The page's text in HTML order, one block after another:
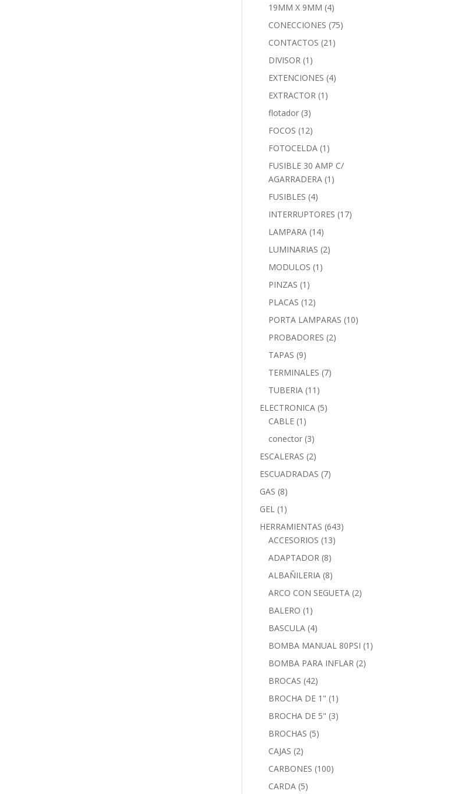
19MM X 9MM (4)
CONECCIONES (75)
CONTACTOS (21)
DIVISOR (1)
EXTENCIONES (4)
EXTRACTOR (1)
flotador (3)
FOCOS (12)
FOTOCELDA (1)
FUSIBLE 30 AMP C/
AGARRADERA (1)
FUSIBLES (4)
INTERRUPTORES (17)
LAMPARA (14)
LUMINARIAS (2)
MODULOS (1)
PINZAS (1)
PLACAS (12)
PORTA LAMPARAS (10)
PROBADORES (2)
TAPAS (9)
TERMINALES (7)
TUBERIA (11)
ELECTRONICA (5)
CABLE (1)
conector (3)
ESCALERAS (2)
ESCUADRADAS (7)
GAS (8)
GEL (1)
HERRAMIENTAS (643)
ACCESORIOS (13)
ADAPTADOR (8)
ALBAÑILERIA (8)
ARCO CON SEGUETA (2)
BALERO (1)
BASCULA (4)
BOMBA MANUAL 80PSI (1)
BOMBA PARA INFLAR (2)
BROCAS (42)
BROCHA DE 1" (1)
BROCHA DE 5" (3)
BROCHAS (5)
CAJAS (2)
CARBONES (100)
CARDA (5)